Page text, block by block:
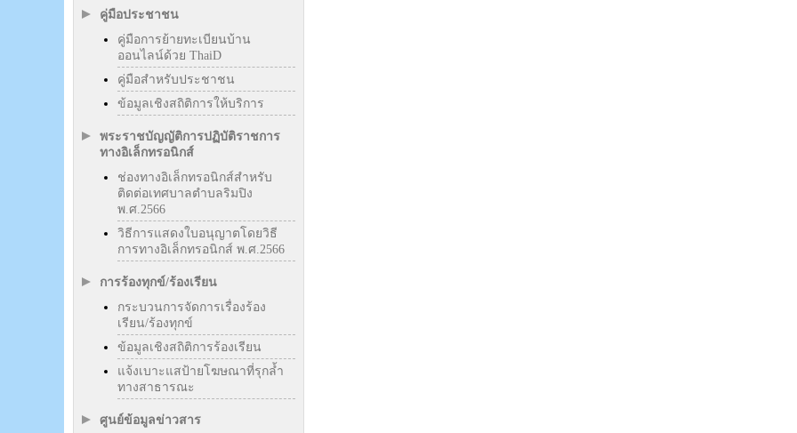
คู่มือประชาชน
คู่มือการย้ายทะเบียนบ้าน
ออนไลน์ด้วย ThaiD
คู่มือสำหรับประชาชน
ข้อมูลเชิงสถิติการให้บริการ
พระราชบัญญัติการปฏิบัติราชการ
ทางอิเล็กทรอนิกส์
ช่องทางอิเล็กทรอนิกส์สำหรับ
ติดต่อเทศบาลตำบลริมปิง
พ.ศ.2566
วิธีการแสดงใบอนุญาตโดยวิธี
การทางอิเล็กทรอนิกส์ พ.ศ.2566
การร้องทุกข์/ร้องเรียน
กระบวนการจัดการเรื่องร้อง
เรียน/ร้องทุกข์
ข้อมูลเชิงสถิติการร้องเรียน
แจ้งเบาะแสป้ายโฆษณาที่รุกล้ำ
ทางสาธารณะ
ศูนย์ข้อมูลข่าวสาร